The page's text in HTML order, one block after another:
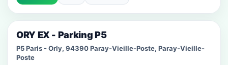
ORY EX - Parking P5
P5 Paris - Orly, 94390 Paray-Vieille-Poste, Paray-Vieille-
Poste